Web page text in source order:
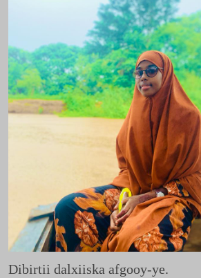
Dibirtii dalxiiska afgooy-ye.